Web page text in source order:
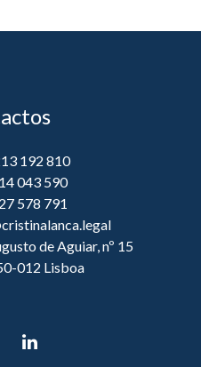
192 810
043 590
578 791
de Aguiar, nº 15
012 Lisboa